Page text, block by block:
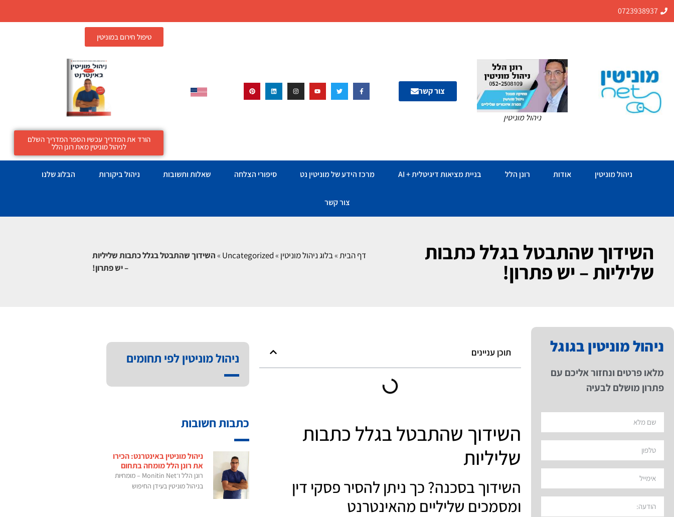
0723938937
ניהול מוניטין
צור קשר
טיפול חירום במוניטין
הורד את המדריך עכשיו הספר המדריך השלם
לניהול מוניטין מאת רונן הלל
ניהול מוניטין אודות רונן הלל בניית מציאות דיגיטלית + AI מרכז הידע של מוניטין נט סיפורי הצלחה שאלות ותשובות ניהול ביקורות הבלוג שלנו
צור קשר
השידוך שהתבטל בגלל כתבות
שליליות – יש פתרון!
דף הבית»בלוג ניהול מוניטין »
Uncategorized
»השידוך שהתבטל בגלל כתבות שליליות
– יש פתרון!
ניהול מוניטין בגוגל
מלאו פרטים ונחזור אליכם עם
פתרון מושלם לבעיה
תוכן עניינים
השידוך שהתבטל בגלל כתבות
שליליות
השידוך בסכנה? כך ניתן להסיר פסקי דין
ומסמכים שליליים מהאינטרנט
ניהול מוניטין לפי תחומים
כתבות חשובות
ניהול מוניטין באינטרנט: הכירו
את רונן הלל מומחה בתחום
רונן הלל ו־Monitin Net – מומחיות
בניהול מוניטין בעידן החיפוש